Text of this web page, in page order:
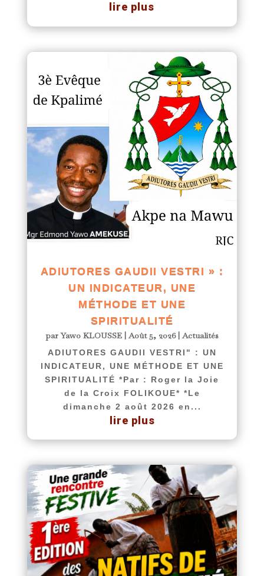
lire plus
ADIUTORES GAUDII VESTRI » :
UN INDICATEUR, UNE
MÉTHODE ET UNE
SPIRITUALITÉ
parYawo KLOUSSE|Août 5, 2026|Actualités
ADIUTORES GAUDII VESTRI" : UN
INDICATEUR, UNE MÉTHODE ET UNE
SPIRITUALITÉ *Par : Roger la Joie
de la Croix FOLIKOUE* *Le
dimanche 2 août 2026 en...
lire plus